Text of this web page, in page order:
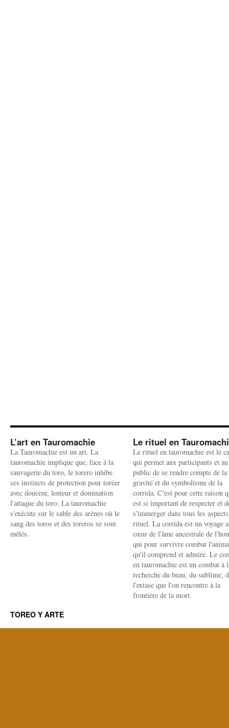
L’art en Tauromachie
La Tauromachie est un art. La
tauromachie implique que, face à la
sauvagerie du toro, le torero inhibe
ses instincts de protection pour toréer
avec douceur, lenteur et domination
l'attaque du toro. La tauromachie
s'exécute sur le sable des arènes où le
sang des toros et des toreros se sont
mêlés.
Le rituel en
Le rituel en tauromachie est le
qui permet aux participants et au
public de se rendre compte de la
gravité et du symbolisme de la
corrida. C'est pour cette raison
est si important de respecter et
s'immerger dans tous les
rituel. La corrida est un voyage
cœur de l'âme ancestrale de
qui pour survivre combat
qu'il comprend et admire. Le
en tauromachie est un combat à
recherche du beau, du sublime,
l'extase que l'on rencontre à la
frontière de la mort.
TOREO Y ARTE